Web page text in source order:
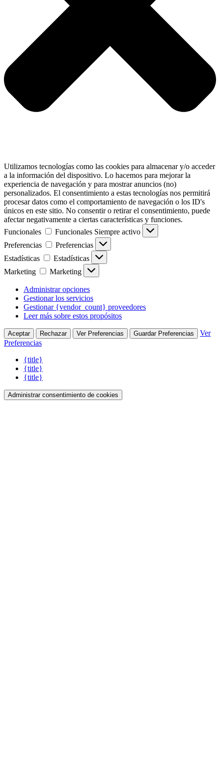
Utilizamos tecnologías como las cookies para almacenar y/o acceder
a la información del dispositivo. Lo hacemos para mejorar la
experiencia de navegación y para mostrar anuncios (no)
personalizados. El consentimiento a estas tecnologías nos permitirá
procesar datos como el comportamiento de navegación o los ID's
únicos en este sitio. No consentir o retirar el consentimiento, puede
afectar negativamente a ciertas características y funciones.
Funcionales
Funcionales Siempre activo
Preferencias
Preferencias
Estadísticas
Estadísticas
Marketing
Marketing
Administrar opciones
Gestionar los servicios
Gestionar {vendor_count} proveedores
Leer más sobre estos propósitos
Aceptar Rechazar Ver Preferencias Guardar Preferencias
Ver
Preferencias
{title}
{title}
{title}
Administrar consentimiento de cookies